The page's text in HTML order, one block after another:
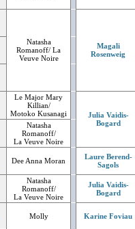
Natasha
Romanoff/ La
Veuve Noire
Magali
Rosenweig
Le Major Mary
Killian/
Motoko Kusanagi
Julia Vaidis-
Bogard
Natasha
Romanoff/
La Veuve Noire
Dee Anna Moran
Laure Berend-
Sagols
Natasha
Romanoff/
La Veuve Noire
Julia Vaidis-
Bogard
Molly Karine Foviau